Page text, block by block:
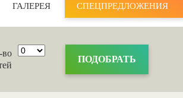
ГАЛЕРЕЯ СПЕЦПРЕДЛОЖЕНИЯ
во